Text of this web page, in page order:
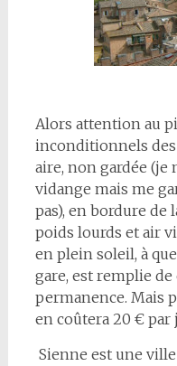
Alors attention au
inconditionnels des
aire, non gardée (je
vidange mais me
pas), en bordure de
poids lourds et air
en plein soleil, à
gare, est remplie
permanence. Mais
en coûtera 20 € par
Sienne est une